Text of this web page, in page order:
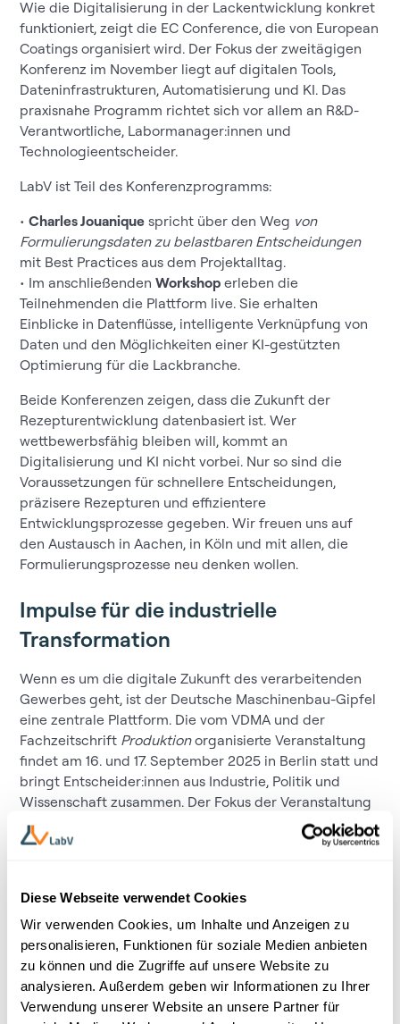
Diese Webseite verwendet Cookies
Wir verwenden Cookies, um Inhalte und Anzeigen zu
personalisieren, Funktionen für soziale Medien anbieten
zu können und die Zugriffe auf unsere Website zu
analysieren. Außerdem geben wir Informationen zu Ihrer
Verwendung unserer Website an unsere Partner für
Wie die Digitalisierung in der Lackentwicklung konkret
funktioniert, zeigt die EC Conference, die von European
Coatings organisiert wird. Der Fokus der zweitägigen
Konferenz im November liegt auf digitalen Tools,
Dateninfrastrukturen, Automatisierung und KI. Das
praxisnahe Programm richtet sich vor allem an R&D-
Verantwortliche, Labormanager:innen und
Technologieentscheider.
LabV ist Teil des Konferenzprogramms:
•Charles Jouanique spricht über den Weg von
Formulierungsdaten zu belastbaren Entscheidungen
mit Best Practices aus dem Projektalltag.
• Im anschließendenWorkshop erleben die
Teilnehmenden die Plattform live. Sie erhalten
Einblicke in Datenflüsse, intelligente Verknüpfung von
Daten und den Möglichkeiten einer KI-gestützten
Optimierung für die Lackbranche.
Beide Konferenzen zeigen, dass die Zukunft der
Rezepturentwicklung datenbasiert ist. Wer
wettbewerbsfähig bleiben will, kommt an
Digitalisierung und KI nicht vorbei. Nur so sind die
Voraussetzungen für schnellere Entscheidungen,
präzisere Rezepturen und effizientere
Entwicklungsprozesse gegeben. Wir freuen uns auf
den Austausch in Aachen, in Köln und mit allen, die
Formulierungsprozesse neu denken wollen.
Impulse für die industrielle
Transformation
Wenn es um die digitale Zukunft des verarbeitenden
Gewerbes geht, ist der Deutsche Maschinenbau-Gipfel
eine zentrale Plattform. Die vom VDMA und der
Fachzeitschrift Produktionorganisierte Veranstaltung
findet am 16. und 17. September 2025 in Berlin statt und
bringt Entscheider:innen aus Industrie, Politik und
Wissenschaft zusammen. Der Fokus der Veranstaltung
liegt auf KI, digitaler Wertschöpfung, Energieeffizienz
und strategischer Resilienz. Materialdaten spielen
verzahnen will, braucht verlässliche Daten aus
Forschung und Produktion, aber auch die Fähigkeit,
daraus verwertbare Erkenntnisse zu gewinnen.
LabV zeigt in Berlin, wie genau das gelingen kann. Die
Material-Intelligence-Plattform macht Daten nicht nur